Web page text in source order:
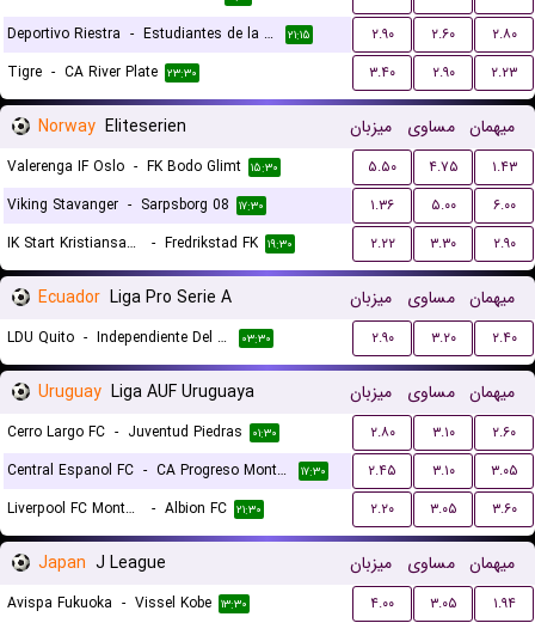
Deportivo Riestra - Estudiantes de la Plata ۲۱:۱۵ ۲.۹۰ ۲.۶۰
۲.۸۰
Tigre - CA River Plate ۲۳:۳۰ ۳.۴۰ ۲.۹۰ ۲.۲۳
Norway Eliteserien میزبان مساوی میهمان
Valerenga IF Oslo - FK Bodo Glimt ۱۵:۳۰ ۵.۵۰ ۴.۷۵
۱.۴۳
Viking Stavanger - Sarpsborg 08 ۱۷:۳۰ ۱.۳۶ ۵.۰۰
۶.۰۰
IK Start Kristiansand
- Fredrikstad FK ۱۹:۳۰ ۲.۲۲ ۳.۳۰ ۲.۹۰
Ecuador Liga Pro Serie A میزبان مساوی میهمان
LDU Quito - Independiente Del Valle ۰۳:۳۰ ۲.۹۰ ۳.۲۰ ۲.۴۰
Uruguay Liga AUF Uruguaya میزبان مساوی میهمان
Cerro Largo FC - Juventud Piedras ۰۱:۳۰ ۲.۸۰ ۳.۱۰
۲.۶۰
Central Espanol FC - CA Progreso Montevideo ۱۷:۳۰ ۲.۴۵ ۳.۱۰
۳.۰۵
Liverpool FC Montevideo
- Albion FC ۲۱:۳۰ ۲.۲۰ ۳.۰۵ ۳.۶۰
Japan J League میزبان مساوی میهمان
Avispa Fukuoka - Vissel Kobe ۱۳:۳۰ ۴.۰۰ ۳.۰۵
۱.۹۴